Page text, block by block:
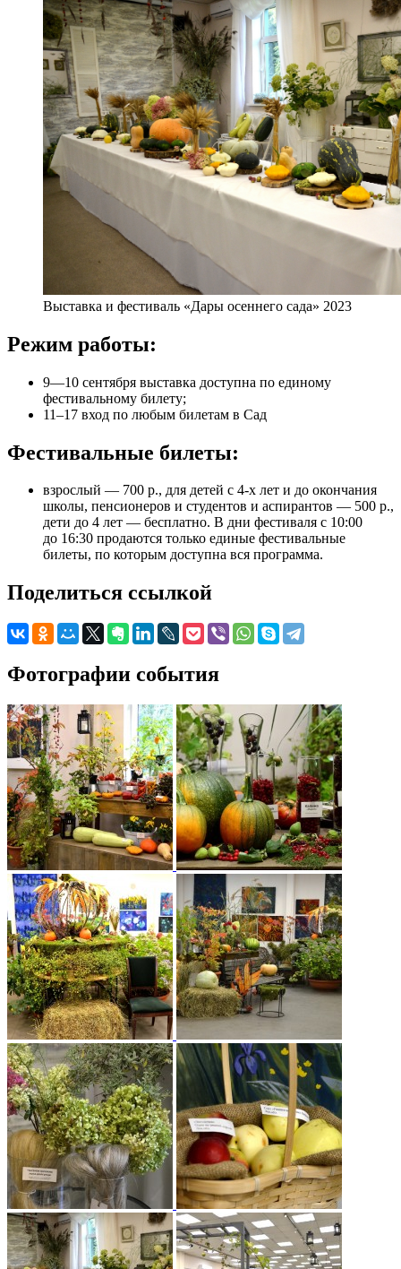
Выставка и фестиваль «Дары осеннего сада» 2023
Режим работы:
9—10 сентября выставка доступна по единому
фестивальному билету;
11–17 вход по любым билетам в Сад
Фестивальные билеты:
взрослый — 700 р., для детей с 4-х лет и до окончания
школы, пенсионеров и студентов и аспирантов — 500 р.,
дети до 4 лет — бесплатно. В дни фестиваля с 10:00
до 16:30 продаются только единые фестивальные
билеты, по которым доступна вся программа.
Поделиться ссылкой
Фотографии события